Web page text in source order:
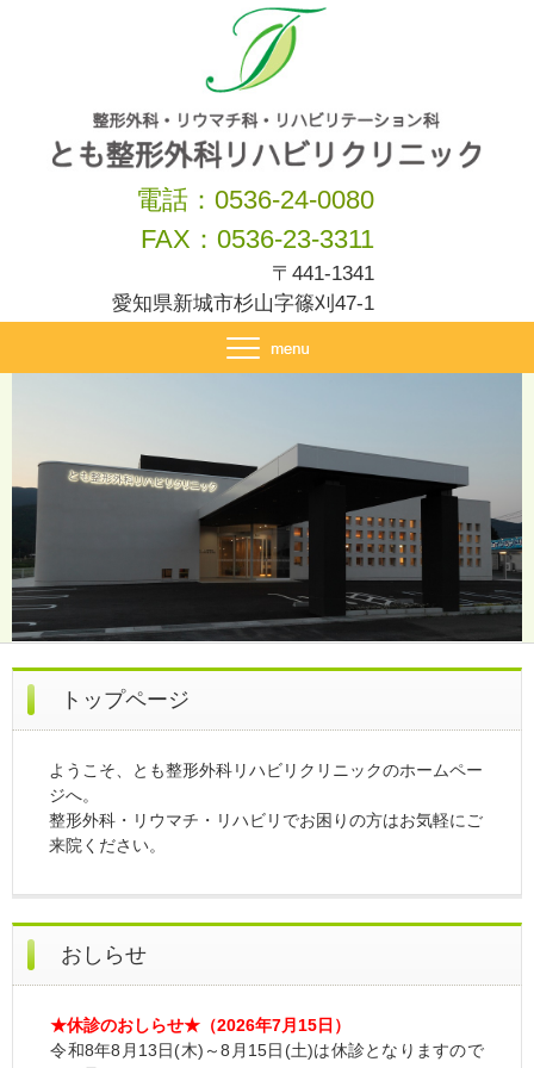
電話： 0536-24-0080
FAX：0536-23-3311
〒441-1341
愛知県新城市杉山字篠刈47-1
トップページ
ようこそ、とも整形外科リハビリクリニックのホームペー
ジへ。
整形外科・リウマチ・リハビリでお困りの方はお気軽にご
来院ください。
おしらせ
★休診のおしらせ★（2026年7月15日）
令和8年8月13日(木)～8月15日(土)は休診となりますので